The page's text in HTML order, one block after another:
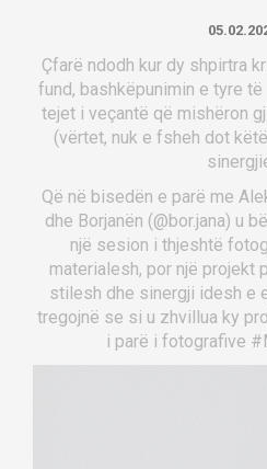
Çfarë ndodh kur dy shpirtra
fund, bashkëpunimin e tyre
tejet i veçantë që mishëron
(vërtet, nuk e fsheh dot
Që në bisedën e parë me
dhe Borjanën (@bor.jana) u
një sesion i thjeshtë
materialesh, por një projekt
stilesh dhe sinergji idesh e
tregojnë se si u zhvillua ky
i parë i fotografive